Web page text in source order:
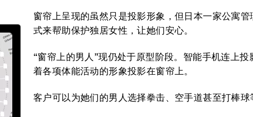
窗帘上呈现的虽然只是投影形象，但日本一家公寓
式来帮助保护独居女性，让她们安心。
“窗帘上的男人”现仍处于原型阶段。智能手机连上
着各项体能活动的形象投影在窗帘上。
客户可以为她们的男人选择拳击、空手道甚至打棒球